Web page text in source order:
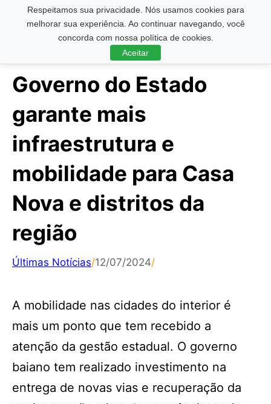
Respeitamos sua privacidade. Nós usamos cookies para
melhorar sua experiência. Ao continuar navegando, você
concorda com nossa política de cookies.
Aceitar
Pesquisar ...
Governo do Estado
garante mais
infraestrutura e
mobilidade para Casa
Nova e distritos da
região
Últimas Notícias/12/07/2024/
A mobilidade nas cidades do interior é
mais um ponto que tem recebido a
atenção da gestão estadual. O governo
baiano tem realizado investimento na
entrega de novas vias e recuperação da